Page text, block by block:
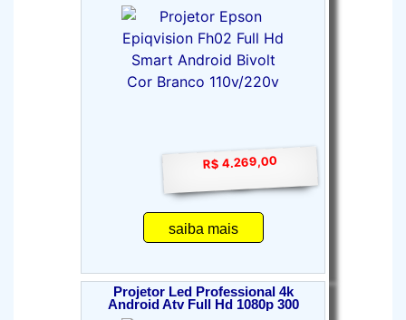
R$ 4.269,00
saiba mais
Projetor Led Professional 4k
Android Atv Full Hd 1080p 300